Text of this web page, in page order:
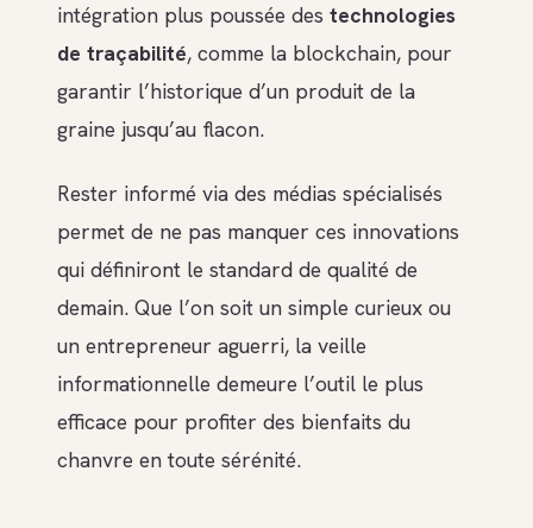
intégration plus poussée des technologies
de traçabilité, comme la blockchain, pour
garantir l’historique d’un produit de la
graine jusqu’au flacon.
Rester informé via des médias spécialisés
permet de ne pas manquer ces innovations
qui définiront le standard de qualité de
demain. Que l’on soit un simple curieux ou
un entrepreneur aguerri, la veille
informationnelle demeure l’outil le plus
efficace pour profiter des bienfaits du
chanvre en toute sérénité.